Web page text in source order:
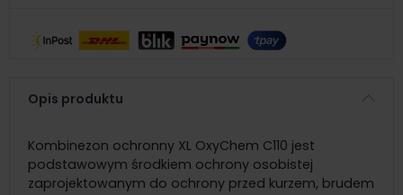
Opis produktu
Kombinezon ochronny XL OxyChem C110 jest
podstawowym środkiem ochrony osobistej
zaprojektowanym do ochrony przed kurzem, brudem